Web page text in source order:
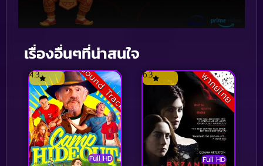
เรื่องอื่นๆที่น่าสนใจ
Sound Track
Full HD
4.3 พากย์ไทย
Full HD
6.3